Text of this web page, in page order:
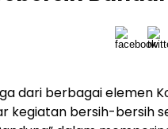
dari berbagai elemen
kegiatan bersih-bersih